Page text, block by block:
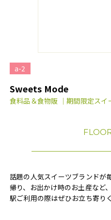
a-2
Sweets Mode
食料品＆食物販 ｜期間限定スイ
話題の人気スイーツブランドが
帰り、お出かけ時のお土産など、
駅ご利用の際はぜひお立ち寄り